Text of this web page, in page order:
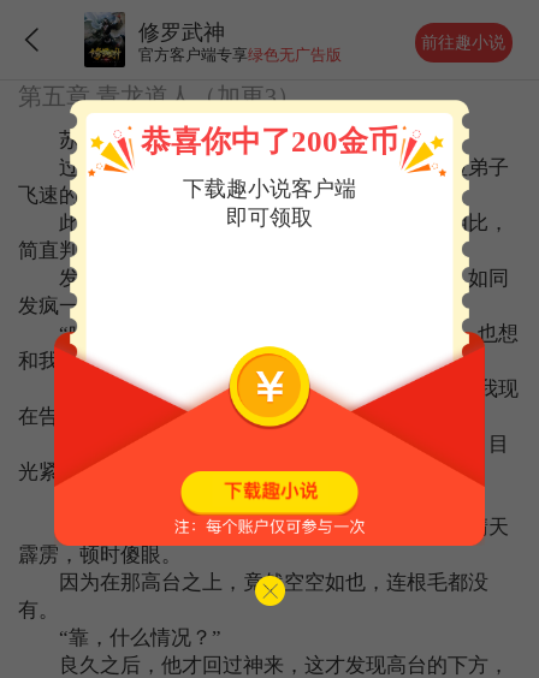
修罗武神
官方客户端专享绿色无广告版
前往趣小说
恭喜你中了200金币
下载趣小说客户端
即可领取
第五章 青龙道人（加更3）
苏柔等人离开后，大殿陷入沉寂。
过了许久，殿外才传来急促的踩踏之音，一位弟子
飞速的跑了进来。
此人乃是段宇轩，但此刻的他与进入地宫前相比，
简直判若两人。
发丝凌乱，满头大汗，大口大口的喘着粗气，如同
发疯一般直奔高台飞奔而去。
“哈哈，第一终究是我的，杨天雨你个小屁孩，也想
和我争？”
“你当老子隐忍在外门足足六年，是为了什么？我现
在告诉你，老子为的就是他妈这些。”
段宇轩一边奔跑，一边欢呼，如同着了魔一般，目
光紧紧的凝视高台，竟忽视了大殿内的凶兽尸体。
“唰。”他一跃而起，稳稳的落在了高台之上。
可当他满脸笑容，将目光扫向脚下之后，却如晴天
霹雳，顿时傻眼。
因为在那高台之上，竟然空空如也，连根毛都没
有。
“靠，什么情况？”
良久之后，他才回过神来，这才发现高台的下方，